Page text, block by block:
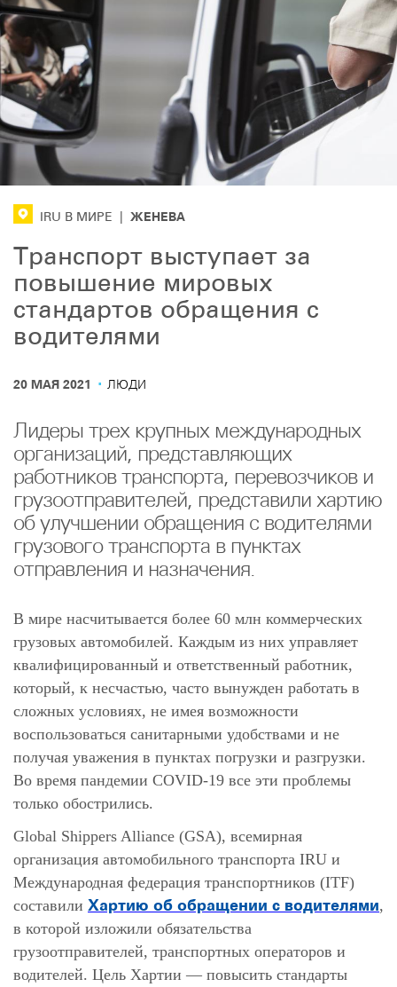
IRU В МИРЕ ЖЕНЕВА
Транспорт выступает за
повышение мировых
стандартов обращения с
водителями
20 МАЯ 2021 · ЛЮДИ
Лидеры трех крупных международных
организаций, представляющих
работников транспорта, перевозчиков и
грузоотправителей, представили хартию
об улучшении обращения с водителями
грузового транспорта в пунктах
отправления и назначения.
В мире насчитывается более 60 млн коммерческих
грузовых автомобилей. Каждым из них управляет
квалифицированный и ответственный работник,
который, к несчастью, часто вынужден работать в
сложных условиях, не имея возможности
воспользоваться санитарными удобствами и не
получая уважения в пунктах погрузки и разгрузки.
Во время пандемии COVID-19 все эти проблемы
только обострились.
Global Shippers Alliance (GSA), всемирная
организация автомобильного транспорта IRU и
Международная федерация транспортников (ITF)
составили Хартию об обращении с водителями,
в которой изложили обязательства
грузоотправителей, транспортных операторов и
водителей. Цель Хартии — повысить стандарты